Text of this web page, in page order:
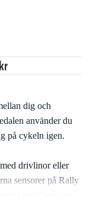
dig och
använder du
på cykeln igen.
drivlinor eller
sensorer på Rally